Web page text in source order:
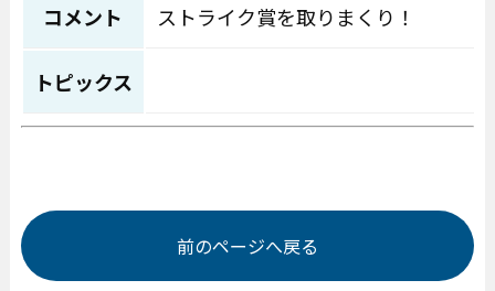
コメント ストライク賞を取りまくり！
トピックス
前のページへ戻る